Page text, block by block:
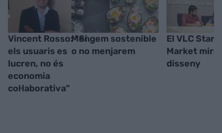
Vincent Rosso: "Si
els usuaris es
lucren, no és
economia
col·laborativa"
Mengem sostenible
o no menjarem
El VLC
Market
disseny